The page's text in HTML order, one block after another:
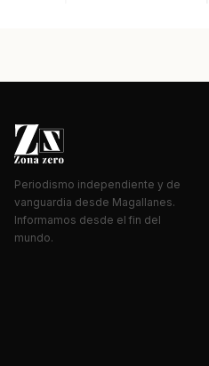
Periodismo independiente y de
vanguardia desde Magallanes.
Informamos desde el fin del
mundo.